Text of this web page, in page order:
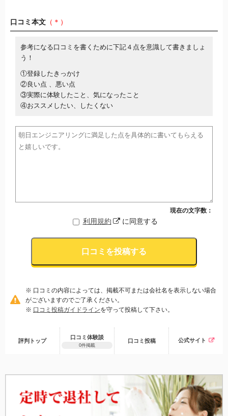
口コミ本文 （＊）
参考になる口コミを書くために下記４点を意識して書きましょ
う！
①登録したきっかけ
②良い点 、悪い点
③実際に体験したこと、気になったこと
④おススメしたい、したくない
現在の文字数：
利用規約 に同意する
口コミを投稿する
※ 口コミの内容によっては、掲載不可または会社名を表示しない場合
がございますのでご了承ください。
※ 口コミ投稿ガイドラインを守って投稿して下さい。
評判トップ
口コミ体験談
0件掲載
口コミ 投稿 公式サイト